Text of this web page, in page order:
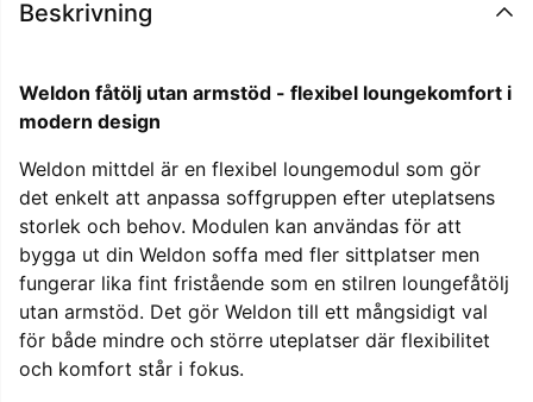
Beskrivning
Weldon fåtölj utan armstöd - flexibel loungekomfort i
modern design
Weldon mittdel är en flexibel loungemodul som gör
det enkelt att anpassa soffgruppen efter uteplatsens
storlek och behov. Modulen kan användas för att
bygga ut din Weldon soffa med fler sittplatser men
fungerar lika fint fristående som en stilren loungefåtölj
utan armstöd. Det gör Weldon till ett mångsidigt val
för både mindre och större uteplatser där flexibilitet
och komfort står i fokus.